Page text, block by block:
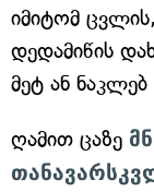
იმიტომ
დედამიწის
მეტ ან ნაკლებ
ღამით ცაზე